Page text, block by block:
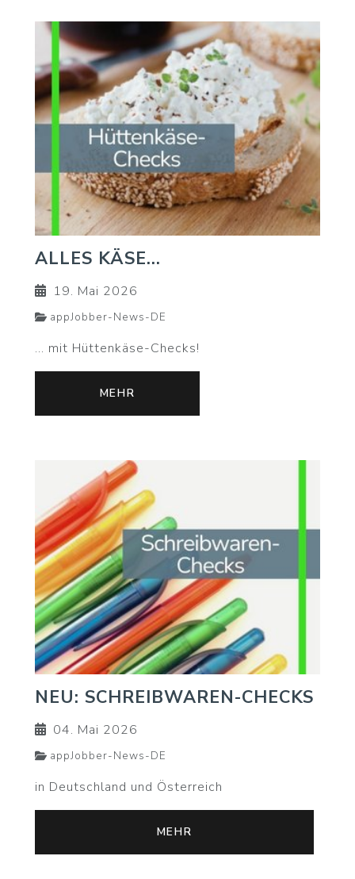
ALLES KÄSE...
19. Mai 2026
appJobber-News-DE
... mit Hüttenkäse-Checks!
MEHR
NEU: SCHREIBWAREN-CHECKS
04. Mai 2026
appJobber-News-DE
in Deutschland und Österreich
MEHR